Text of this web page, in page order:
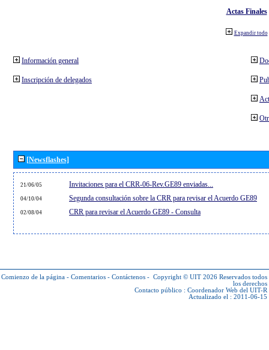
Actas Finales
Expandir todo
Información general
Inscripción de delegados
[Newsflashes]
21/06/05 Invitaciones para el CRR-06-Rev.GE89 enviadas...
04/10/04 Segunda consultación sobre la CRR para revisar el Acuerdo GE89
02/08/04 CRR para revisar el Acuerdo GE89 - Consulta
Comienzo de la página - Comentarios - Contáctenos - Copyright © UIT 2026 Reservados todos
los derechos
Contacto público : Coordenador Web del UIT-R
Actualizado el : 2011-06-15